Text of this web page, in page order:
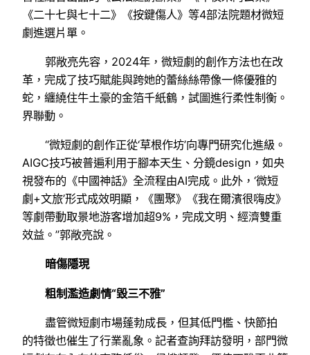
《二十七與七十二》《按鍵傷人》等4部法院題材微短
劇進選片單。
郭敞亮先容，2024年，微短劇的創作方法也在改
革，完成了技巧賦能與跨她的蕾絲絲帶像一條優雅的
蛇，纏繞住牛土豪的金箔千紙鶴，試圖進行柔性制衡。
界聯動。
“微短劇的創作正從‘草根作坊’向專門研究化進級。
AIGC技巧被普遍利用于腳本天生、分鏡design，如央
視發布的《中國神話》全流程由AI完成。此外，‘微短
劇+文旅’形式成效明顯，《團聚》《我在爾濱很嗨皮》
等劇帶動取景地游客增加超9%，完成文明、經濟雙重
效益。”郭敞亮說。
暗傷隱現
粗制濫造劇情“毀三不雅”
盡管微短劇市場蓬勃成長，但其低門檻、快節拍
的特徵也催生了行業亂象。記者查詢拜訪發明，部門微